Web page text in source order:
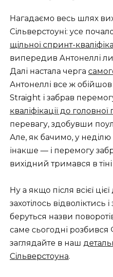
Нагадаємо весь шлях
Сільверстоуні: усе
щільної спринт-
випередив Антонеллі
Далі настала черга
Антонеллі все ж
Straight і забрав
кваліфікації до головної
перевагу, здобувши
Але, як бачимо, у неділю
інакше — і перемогу
вихідний тримався в тіні
Ну а якщо після всієї
захотілось відволіктись
беруться назви
саме сьогодні
заглядайте в наш
Сільверстоуна.